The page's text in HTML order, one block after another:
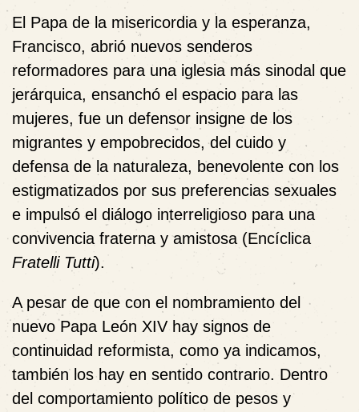
El Papa de la misericordia y la esperanza,
Francisco, abrió nuevos senderos
reformadores para una iglesia más sinodal que
jerárquica, ensanchó el espacio para las
mujeres, fue un defensor insigne de los
migrantes y empobrecidos, del cuido y
defensa de la naturaleza, benevolente con los
estigmatizados por sus preferencias sexuales
e impulsó el diálogo interreligioso para una
convivencia fraterna y amistosa (Encíclica
Fratelli Tutti).
A pesar de que con el nombramiento del
nuevo Papa León XIV hay signos de
continuidad reformista, como ya indicamos,
también los hay en sentido contrario. Dentro
del comportamiento político de pesos y